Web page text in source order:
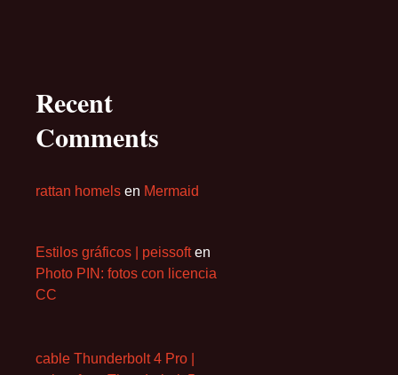
Recent
Comments
rattan homels en Mermaid
Estilos gráficos | peissoften
Photo PIN: fotos con licencia
CC
cable Thunderbolt 4 Pro |